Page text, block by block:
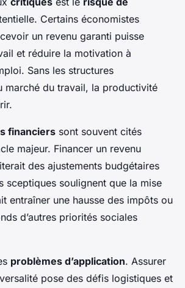
Certains économistes
un revenu garanti puisse
et réduire la motivation à
Sans les structures
marché du travail, la productivité
financiers sont souvent cités
majeur. Financer un revenu
des ajustements budgétaires
sceptiques soulignent que la mise
entraîner une hausse des impôts ou
d’autres priorités sociales
problèmes d’application. Assurer
pose des défis logistiques et